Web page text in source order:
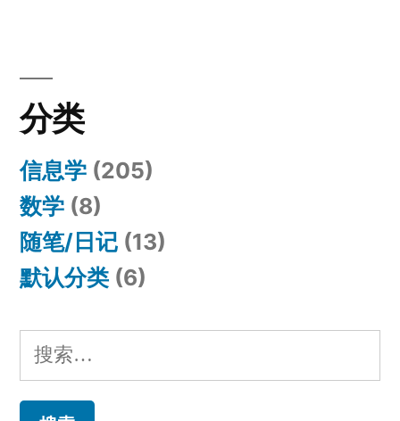
分类
信息学 (205)
数学 (8)
随笔/日记 (13)
默认分类 (6)
搜
索：